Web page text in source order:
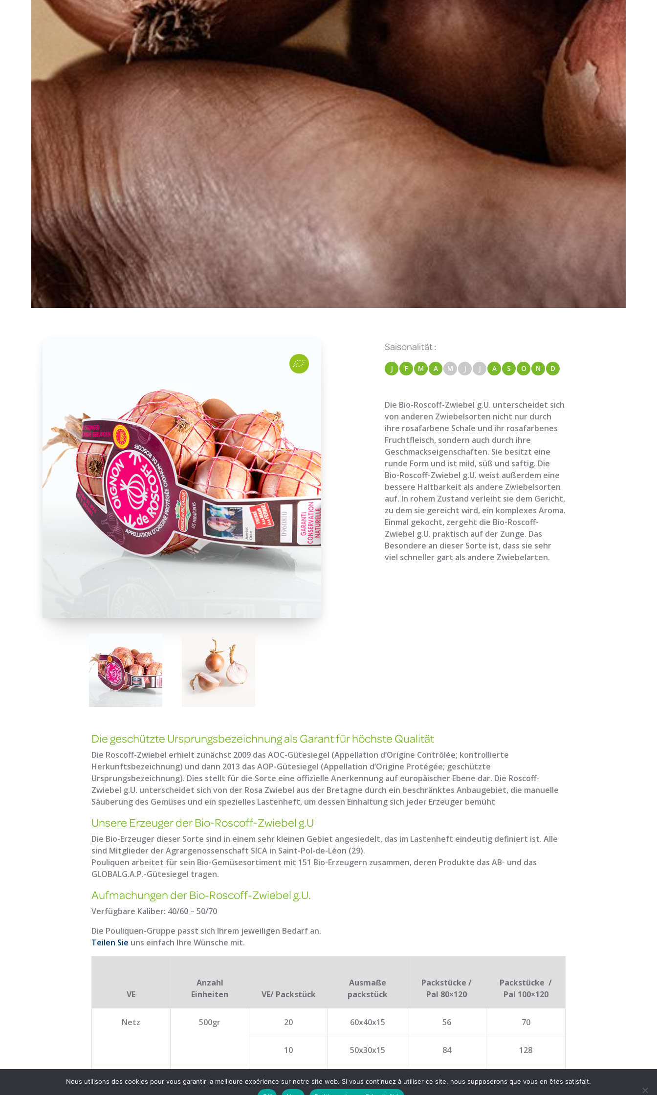
Saisonalität :
J F M A M J J A S O N D
Die Bio-Roscoff-Zwiebel g.U. unterscheidet sich
von anderen Zwiebelsorten nicht nur durch
ihre rosafarbene Schale und ihr rosafarbenes
Fruchtfleisch, sondern auch durch ihre
Geschmackseigenschaften. Sie besitzt eine
runde Form und ist mild, süß und saftig. Die
Bio-Roscoff-Zwiebel g.U. weist außerdem eine
bessere Haltbarkeit als andere Zwiebelsorten
auf. In rohem Zustand verleiht sie dem Gericht,
zu dem sie gereicht wird, ein komplexes Aroma.
Einmal gekocht, zergeht die Bio-Roscoff-
Zwiebel g.U. praktisch auf der Zunge. Das
Besondere an dieser Sorte ist, dass sie sehr
viel schneller gart als andere Zwiebelarten.
Die geschützte Ursprungsbezeichnung als Garant für höchste Qualität
Die Roscoff-Zwiebel erhielt zunächst 2009 das AOC-Gütesiegel (Appellation d’Origine Contrôlée; kontrollierte
Herkunftsbezeichnung) und dann 2013 das AOP-Gütesiegel (Appellation d’Origine Protégée; geschützte
Ursprungsbezeichnung). Dies stellt für die Sorte eine offizielle Anerkennung auf europäischer Ebene dar. Die Roscoff-
Zwiebel g.U. unterscheidet sich von der Rosa Zwiebel aus der Bretagne durch ein beschränktes Anbaugebiet, die manuelle
Säuberung des Gemüses und ein spezielles Lastenheft, um dessen Einhaltung sich jeder Erzeuger bemüht
Unsere Erzeuger der Bio-Roscoff-Zwiebel g.U
Die Bio-Erzeuger dieser Sorte sind in einem sehr kleinen Gebiet angesiedelt, das im Lastenheft eindeutig definiert ist. Alle
sind Mitglieder der Agrargenossenschaft SICA in Saint-Pol-de-Léon (29).
Pouliquen arbeitet für sein Bio-Gemüsesortiment mit 151 Bio-Erzeugern zusammen, deren Produkte das AB- und das
GLOBALG.A.P.-Gütesiegel tragen.
Aufmachungen der Bio-Roscoff-Zwiebel g.U.
Verfügbare Kaliber: 40/60 – 50/70
Die Pouliquen-Gruppe passt sich Ihrem jeweiligen Bedarf an.
Teilen Sie uns einfach Ihre Wünsche mit.
VE
Anzahl
Einheiten
VE/ Packstück
Ausmaße
packstück
Packstücke /
Pal 80×120
Packstücke /
Pal 100×120
Netz 500gr 20 60x40x15 56 70
10 50x30x15 84 128
Zopf 1 kg 10 60x40x15 56 70
Nous utilisons des cookies pour vous garantir la meilleure expérience sur notre site web. Si vous continuez à utiliser ce site, nous supposerons que vous en êtes satisfait.